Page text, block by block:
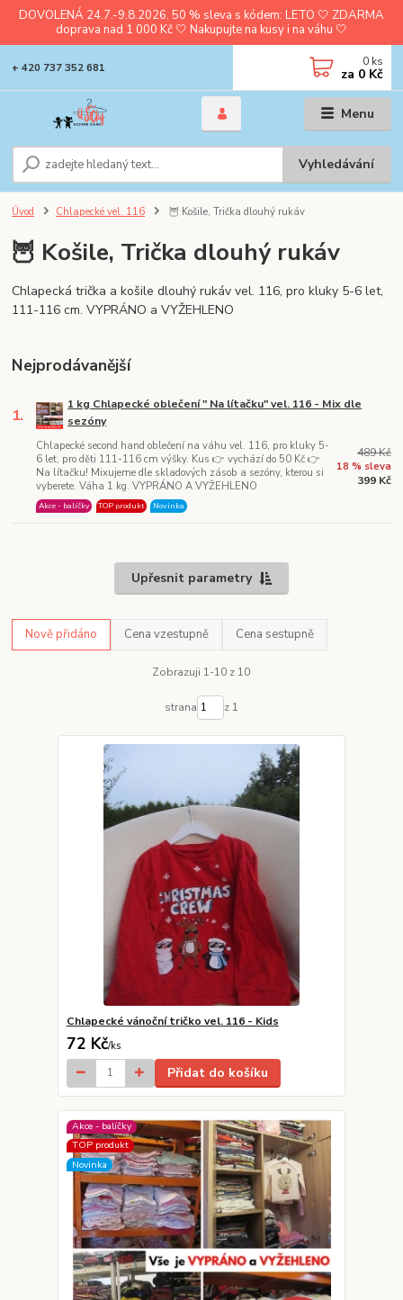
DOVOLENÁ 24.7.-9.8.2026. 50 % sleva s kódem: LETO 🤍 ZDARMA
doprava nad 1 000 Kč 🤍 Nakupujte na kusy i na váhu 🤍
Menu
Vyhledávání
+ 420 737 352 681 0 ks
za 0 Kč
Úvod Chlapecké vel. 116 🦉 Košile, Trička dlouhý rukáv
🦉 Košile, Trička dlouhý rukáv
Chlapecká trička a košile dlouhý rukáv vel. 116, pro kluky 5-6 let,
111-116 cm. VYPRÁNO a VYŽEHLENO
Nejprodávanější
1.
1 kg Chlapecké oblečení " Na lítačku" vel. 116 - Mix dle
sezóny
Chlapecké second hand oblečení na váhu vel. 116, pro kluky 5-
6 let, pro děti 111-116 cm výšky. Kus 👉 vychází do 50 Kč 👉
Na lítačku! Mixujeme dle skladových zásob a sezóny, kterou si
vyberete. Váha 1 kg. VYPRÁNO A VYŽEHLENO
Akce - balíčky TOP produkt Novinka
489 Kč
18 % sleva
399 Kč
Upřesnit parametry
Nově přidáno Cena vzestupně Cena sestupně
Zobrazuji 1-10 z 10
strana z 1
Chlapecké vánoční tričko vel. 116 - Kids
72 Kč/ks
Přidat do košíku
Akce - balíčky
TOP produkt
Novinka